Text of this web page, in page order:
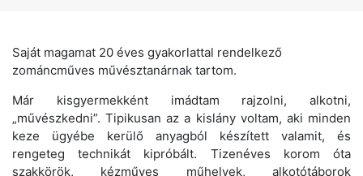
Saját magamat 20 éves gyakorlattal rendelkező
zománcműves művésztanárnak tartom.
Már kisgyermekként imádtam rajzolni, alkotni,
„művészkedni”. Tipikusan az a kislány voltam, aki minden
keze ügyébe kerülő anyagból készített valamit, és
rengeteg technikát kipróbált. Tizenéves korom óta
szakkörök, kézműves műhelyek, alkotótáborok